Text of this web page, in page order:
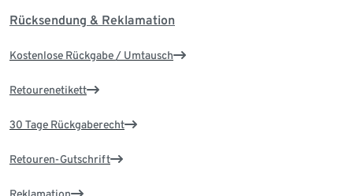
Rücksendung & Reklamation
Kostenlose Rückgabe / Umtausch
Retourenetikett
30 Tage Rückgaberecht
Retouren-Gutschrift